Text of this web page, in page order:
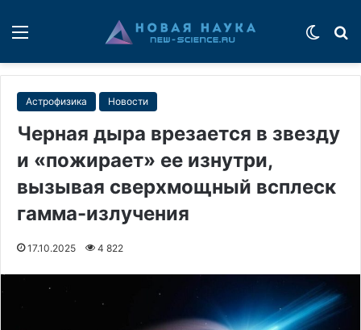
Астрофизика Новости
Черная дыра врезается в звезду
и «пожирает» ее изнутри,
вызывая сверхмощный всплеск
гамма-излучения
17.10.2025 4 822